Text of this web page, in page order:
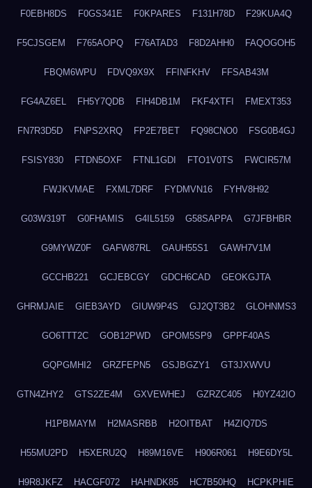
F0EBH8DS F0GS341E F0KPARES F131H78D F29KUA4Q
F5CJSGEM F765AOPQ F76ATAD3 F8D2AHH0 FAQOGOH5
FBQM6WPU FDVQ9X9X FFINFKHV FFSAB43M
FG4AZ6EL FH5Y7QDB FIH4DB1M FKF4XTFI FMEXT353
FN7R3D5D FNPS2XRQ FP2E7BET FQ98CNO0 FSG0B4GJ
FSISY830 FTDN5OXF FTNL1GDI FTO1V0TS FWCIR57M
FWJKVMAE FXML7DRF FYDMVN16 FYHV8H92
G03W319T G0FHAMIS G4IL5159 G58SAPPA G7JFBHBR
G9MYWZ0F GAFW87RL GAUH55S1 GAWH7V1M
GCCHB221 GCJEBCGY GDCH6CAD GEOKGJTA
GHRMJAIE GIEB3AYD GIUW9P4S GJ2QT3B2 GLOHNMS3
GO6TTT2C GOB12PWD GPOM5SP9 GPPF40AS
GQPGMHI2 GRZFEPN5 GSJBGZY1 GT3JXWVU
GTN4ZHY2 GTS2ZE4M GXVEWHEJ GZRZC405 H0YZ42IO
H1PBMAYM H2MASRBB H2OITBAT H4ZIQ7DS
H55MU2PD H5XERU2Q H89M16VE H906R061 H9E6DY5L
H9R8JKFZ HACGF072 HAHNDK85 HC7B50HQ HCPKPHIE